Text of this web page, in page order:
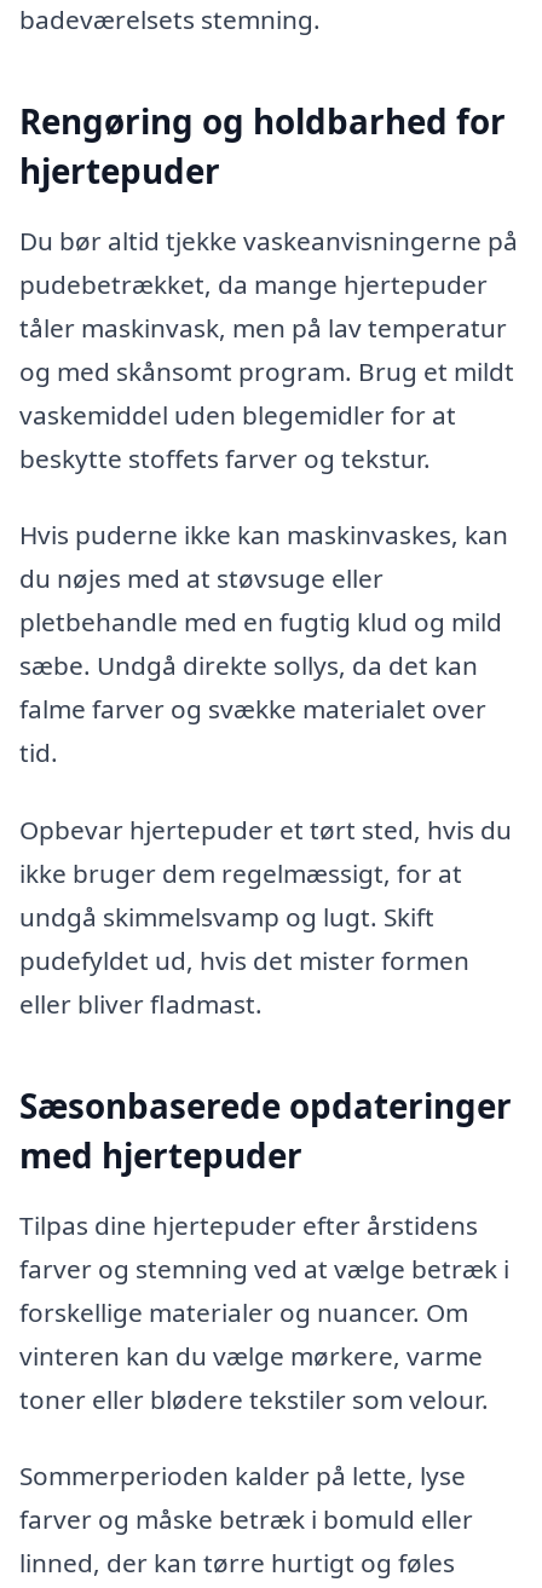
badeværelsets stemning.
Rengøring og holdbarhed for
hjertepuder
Du bør altid tjekke vaskeanvisningerne på
pudebetrækket, da mange hjertepuder
tåler maskinvask, men på lav temperatur
og med skånsomt program. Brug et mildt
vaskemiddel uden blegemidler for at
beskytte stoffets farver og tekstur.
Hvis puderne ikke kan maskinvaskes, kan
du nøjes med at støvsuge eller
pletbehandle med en fugtig klud og mild
sæbe. Undgå direkte sollys, da det kan
falme farver og svække materialet over
tid.
Opbevar hjertepuder et tørt sted, hvis du
ikke bruger dem regelmæssigt, for at
undgå skimmelsvamp og lugt. Skift
pudefyldet ud, hvis det mister formen
eller bliver fladmast.
Sæsonbaserede opdateringer
med hjertepuder
Tilpas dine hjertepuder efter årstidens
farver og stemning ved at vælge betræk i
forskellige materialer og nuancer. Om
vinteren kan du vælge mørkere, varme
toner eller blødere tekstiler som velour.
Sommerperioden kalder på lette, lyse
farver og måske betræk i bomuld eller
linned, der kan tørre hurtigt og føles